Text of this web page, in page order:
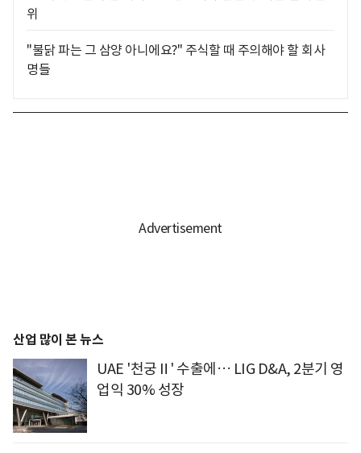
위
"불닭 파는 그 삼양 아니에요?" 주식할 때 주의해야 할 회사
명들
산업 많이 본 뉴스
UAE '천궁Ⅱ' 수출에… LIG D&A, 2분기 영
업익 30% 성장